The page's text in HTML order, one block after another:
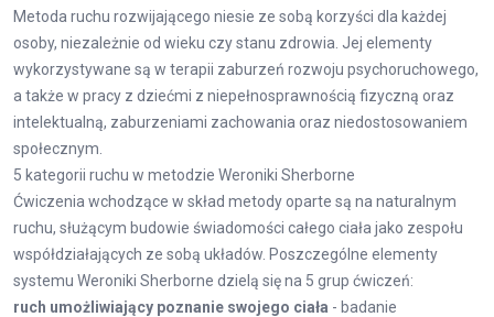
Metoda ruchu rozwijającego niesie ze sobą korzyści dla każdej
osoby, niezależnie od wieku czy stanu zdrowia. Jej elementy
wykorzystywane są w terapii zaburzeń rozwoju psychoruchowego,
a także w pracy z dziećmi z niepełnosprawnością fizyczną oraz
intelektualną, zaburzeniami zachowania oraz niedostosowaniem
społecznym.
5 kategorii ruchu w metodzie Weroniki Sherborne
Ćwiczenia wchodzące w skład metody oparte są na naturalnym
ruchu, służącym budowie świadomości całego ciała jako zespołu
współdziałających ze sobą układów. Poszczególne elementy
systemu Weroniki Sherborne dzielą się na 5 grup ćwiczeń:
ruch umożliwiający poznanie swojego ciała - badanie